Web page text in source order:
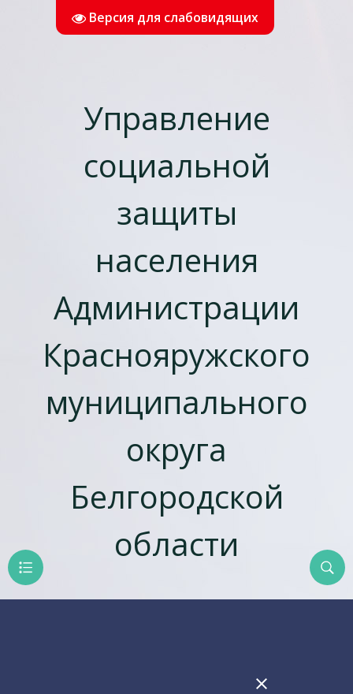
Версия для слабовидящих
Управление
социальной
защиты
населения
Администрации
Краснояружского
муниципального
округа
Белгородской
области
close